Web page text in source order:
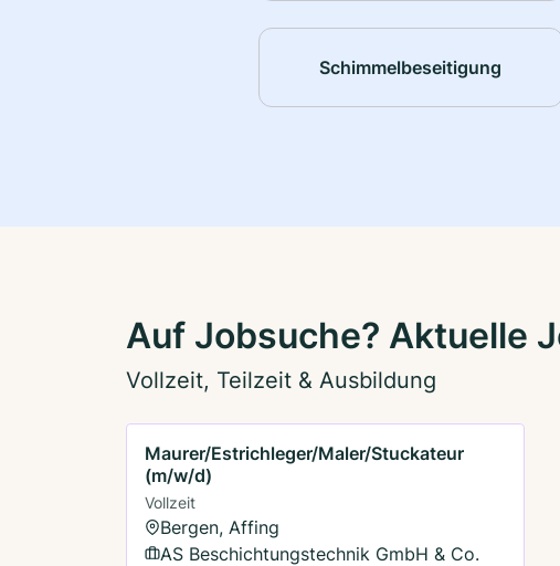
Schimmelbeseitigung
Auf Jobsuche? Aktuelle
Vollzeit, Teilzeit & Ausbildung
Maurer/Estrichleger/Maler/Stuckateur
(m/w/d)
Vollzeit
Bergen, Affing
AS Beschichtungstechnik GmbH & Co.